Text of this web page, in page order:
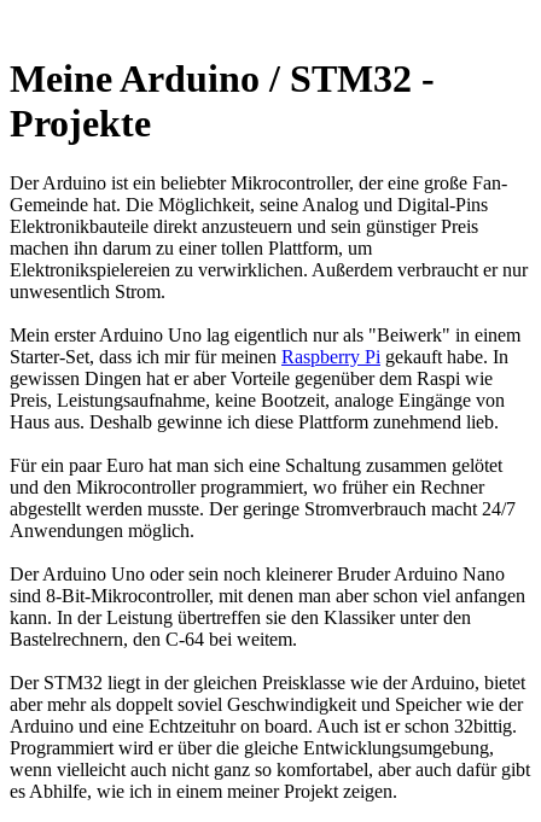
Meine Arduino / STM32 -
Projekte
Der Arduino ist ein beliebter Mikrocontroller, der eine große Fan-
Gemeinde hat. Die Möglichkeit, seine Analog und Digital-Pins
Elektronikbauteile direkt anzusteuern und sein günstiger Preis
machen ihn darum zu einer tollen Plattform, um
Elektronikspielereien zu verwirklichen. Außerdem verbraucht er nur
unwesentlich Strom.
Mein erster Arduino Uno lag eigentlich nur als "Beiwerk" in einem
Starter-Set, dass ich mir für meinen Raspberry Pi gekauft habe. In
gewissen Dingen hat er aber Vorteile gegenüber dem Raspi wie
Preis, Leistungsaufnahme, keine Bootzeit, analoge Eingänge von
Haus aus. Deshalb gewinne ich diese Plattform zunehmend lieb.
Für ein paar Euro hat man sich eine Schaltung zusammen gelötet
und den Mikrocontroller programmiert, wo früher ein Rechner
abgestellt werden musste. Der geringe Stromverbrauch macht 24/7
Anwendungen möglich.
Der Arduino Uno oder sein noch kleinerer Bruder Arduino Nano
sind 8-Bit-Mikrocontroller, mit denen man aber schon viel anfangen
kann. In der Leistung übertreffen sie den Klassiker unter den
Bastelrechnern, den C-64 bei weitem.
Der STM32 liegt in der gleichen Preisklasse wie der Arduino, bietet
aber mehr als doppelt soviel Geschwindigkeit und Speicher wie der
Arduino und eine Echtzeituhr on board. Auch ist er schon 32bittig.
Programmiert wird er über die gleiche Entwicklungsumgebung,
wenn vielleicht auch nicht ganz so komfortabel, aber auch dafür gibt
es Abhilfe, wie ich in einem meiner Projekt zeigen.